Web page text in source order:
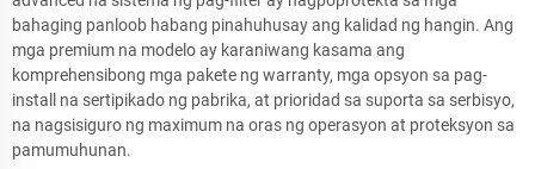
bahaging panloob habang pinahuhusay ang kalidad ng hangin. Ang
mga premium na modelo ay karaniwang kasama ang
komprehensibong mga pakete ng warranty, mga opsyon sa pag-
install na sertipikado ng pabrika, at prioridad sa suporta sa serbisyo,
na nagsisiguro ng maximum na oras ng operasyon at proteksyon sa
pamumuhunan.